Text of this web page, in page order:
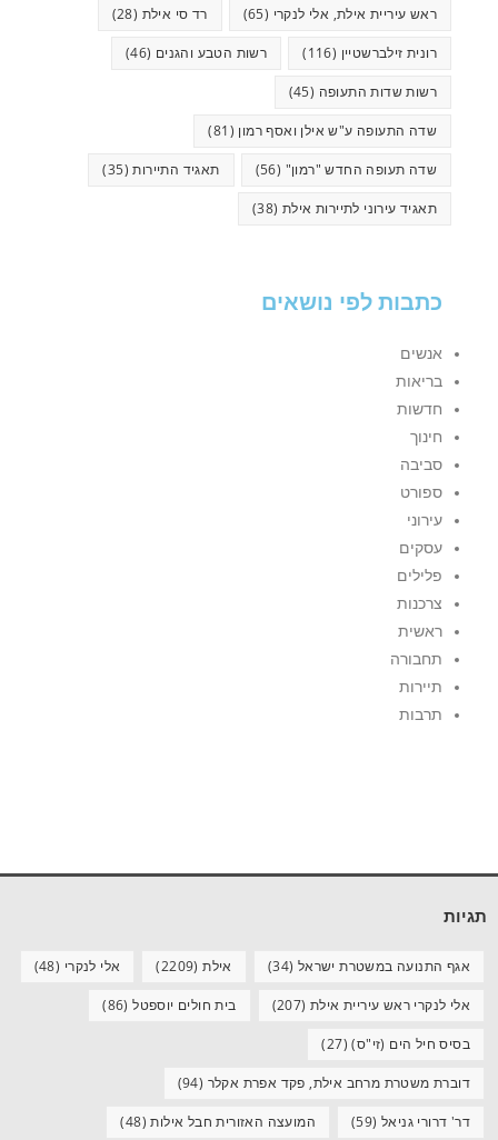
ראש עיריית אילת, אלי לנקרי (65) רד סי אילת (28)
רונית זילברשטיין (116) רשות הטבע והגנים (46)
רשות שדות התעופה (45)
שדה התעופה ע"ש אילן ואסף רמון (81)
שדה תעופה החדש "רמון" (56) תאגיד התיירות(35)
תאגיד עירוני לתיירות אילת (38)
כתבות לפי נושאים
אנשים
בריאות
חדשות
חינוך
סביבה
ספורט
עירוני
עסקים
פלילים
צרכנות
ראשית
תחבורה
תיירות
תרבות
תגיות
אגף התנועה במשטרת ישראל (34) אילת(2209) אלי לנקרי (48)
אלי לנקרי ראש עיריית אילת (207) בית חולים יוספטל(86)
בסיס חיל הים (זי"ס)(27)
דוברת משטרת מרחב אילת, פקד אפרת אקלר (94)
דר' דרורי גניאל (59) המועצה האזורית חבל אילות(48)